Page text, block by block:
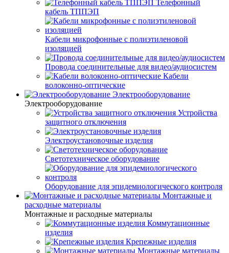
Телефонный
кабель ТППЭП
Кабели микрофонные с полиэтиленовой
изоляцией
Провода соединительные для видео/аудиосистем
Кабели
волоконно-оптические
Электрооборудование
Электрооборудование
Устройства
защитного отключения
Электроустановочные изделия
Светотехническое оборудование
Оборудование для эпидемиологического контроля
Монтажные и
расходные материалы
Монтажные и расходные материалы
Коммутационные
изделия
Крепежные изделия
Монтажные материалы